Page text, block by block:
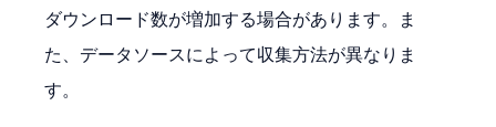
ダウンロード数が増加する場合があります。ま
た、データソースによって収集方法が異なりま
す。